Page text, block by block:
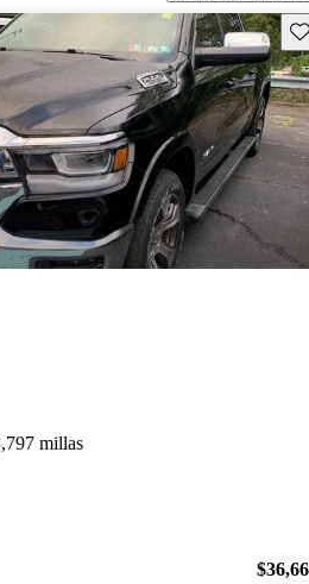
millas